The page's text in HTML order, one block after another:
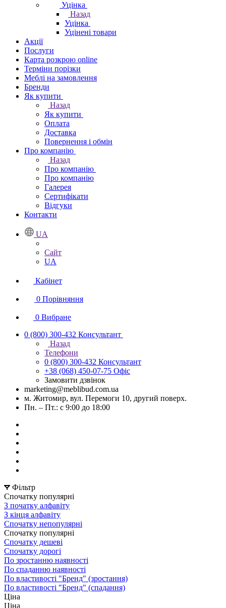
Уцінка
Назад
Уцінка
Уцінені товари
Акції
Послуги
Карта розкрою online
Терміни порізки
Меблі на замовлення
Бренди
Як купити
Назад
Як купити
Оплата
Доставка
Повернення і обмін
Про компанію
Назад
Про компанію
Про компанію
Галерея
Сертифікати
Відгуки
Контакти
UA
Сайт
UA
Кабінет
0 Порівняння
0 Вибране
0 (800) 300-432 Консультант
Назад
Телефони
0 (800) 300-432 Консультант
+38 (068) 450-07-75 Офіс
Замовити дзвінок
marketing@meblibud.com.ua
м. Житомир, вул. Перемоги 10, другий поверх.
Пн. – Пт.: с 9:00 до 18:00
Фільтр
Спочатку популярні
З початку алфавіту
З кінця алфавіту
Спочатку непопулярні
Спочатку популярні
Спочатку дешеві
Спочатку дорогі
По зростанню наявності
По спаданню наявності
По властивості "Бренд" (зростання)
По властивості "Бренд" (спадання)
Ціна
Ціна